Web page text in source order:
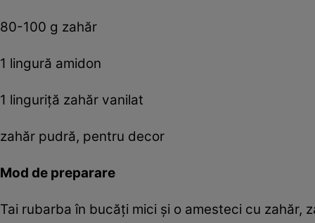
80-100 g zahăr
1 lingură amidon
1 linguriță zahăr vanilat
zahăr pudră, pentru decor
Mod de preparare
Tai rubarba în bucăți mici și o amesteci cu zahăr,